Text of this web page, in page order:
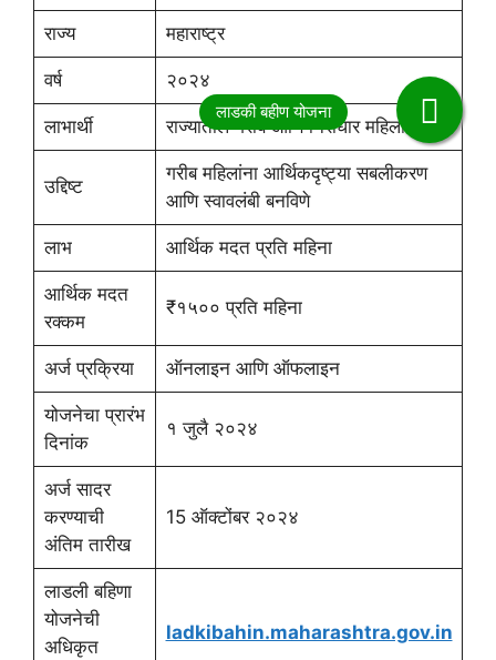
राज्य महाराष्ट्र
वर्ष २०२४
लाभार्थी राज्यातील गरीब आणि निराधार महिला
उद्दिष्ट
गरीब महिलांना आर्थिकदृष्ट्या सबलीकरण
आणि स्वावलंबी बनविणे
लाभ आर्थिक मदत प्रति महिना
आर्थिक मदत
रक्कम
₹१५०० प्रति महिना
अर्ज प्रक्रिया ऑनलाइन आणि ऑफलाइन
योजनेचा प्रारंभ
दिनांक
१ जुलै २०२४
अर्ज सादर
करण्याची
अंतिम तारीख
15 ऑक्टोंबर २०२४
लाडली बहिणा
योजनेची
अधिकृत
ladkibahin.maharashtra.gov.in